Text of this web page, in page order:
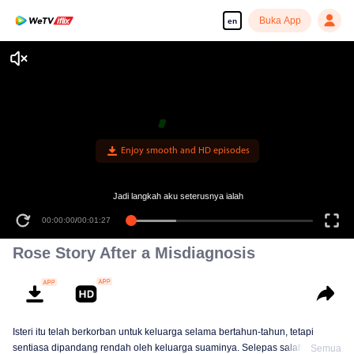
en Buka App
Enjoy smooth and HD episodes
00:00:00/00:01:27
Jadi langkah aku seterusnya ialah
Rose Story After a Misdiagnosis
Isteri itu telah berkorban untuk keluarga selama bertahun-tahun, tetapi
sentiasa dipandang rendah oleh keluarga suaminya. Selepas salah
Semua